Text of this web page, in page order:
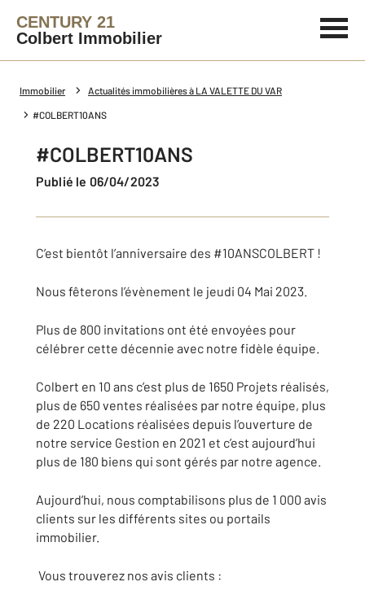
CENTURY 21
Colbert Immobilier
Immobilier Actualités immobilières à LA VALETTE DU VAR
#COLBERT10ANS
#COLBERT10ANS
Publié le 06/04/2023
C’est bientôt l’anniversaire des #10ANSCOLBERT !
Nous fêterons l’évènement le jeudi 04 Mai 2023.
Plus de 800 invitations ont été envoyées pour
célébrer cette décennie avec notre fidèle équipe.
Colbert en 10 ans c’est plus de 1650 Projets réalisés,
plus de 650 ventes réalisées par notre équipe, plus
de 220 Locations réalisées depuis l’ouverture de
notre service Gestion en 2021 et c’est aujourd’hui
plus de 180 biens qui sont gérés par notre agence.
Aujourd’hui, nous comptabilisons plus de 1 000 avis
clients sur les différents sites ou portails
immobilier.
Vous trouverez nos avis clients :